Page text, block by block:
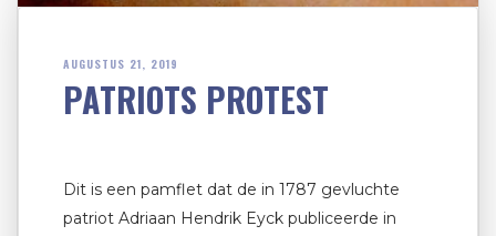
AUGUSTUS 21, 2019
PATRIOTS PROTEST
Dit is een pamflet dat de in 1787 gevluchte
patriot Adriaan Hendrik Eyck publiceerde in